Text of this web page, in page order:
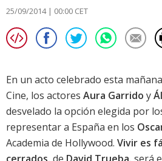
25/09/2014 | 00:00 CET
En un acto celebrado esta
Cine, los actores Aura Garrido y
desvelado la opción elegida por
representar a España en los
Academia de Hollywood. Vivir es